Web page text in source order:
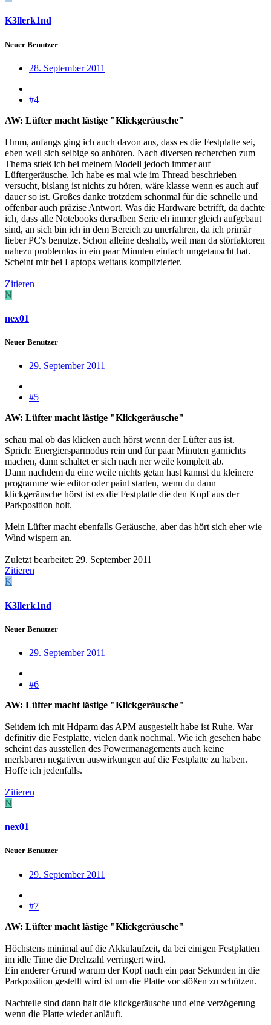
K3llerk1nd
Neuer Benutzer
28. September 2011
#4
AW: Lüfter macht lästige "Klickgeräusche"
Hmm, anfangs ging ich auch davon aus, dass es die Festplatte sei,
eben weil sich selbige so anhören. Nach diversen recherchen zum
Thema stieß ich bei meinem Modell jedoch immer auf
Lüftergeräusche. Ich habe es mal wie im Thread beschrieben
versucht, bislang ist nichts zu hören, wäre klasse wenn es auch auf
dauer so ist. Großes danke trotzdem schonmal für die schnelle und
offenbar auch präzise Antwort. Was die Hardware betrifft, da dachte
ich, dass alle Notebooks derselben Serie eh immer gleich aufgebaut
sind, an sich bin ich in dem Bereich zu unerfahren, da ich primär
lieber PC's benutze. Schon alleine deshalb, weil man da störfaktoren
nahezu problemlos in ein paar Minuten einfach umgetauscht hat.
Scheint mir bei Laptops weitaus komplizierter.
Zitieren
N
nex01
Neuer Benutzer
29. September 2011
#5
AW: Lüfter macht lästige "Klickgeräusche"
schau mal ob das klicken auch hörst wenn der Lüfter aus ist.
Sprich: Energiersparmodus rein und für paar Minuten garnichts
machen, dann schaltet er sich nach ner weile komplett ab.
Dann nachdem du eine weile nichts getan hast kannst du kleinere
programme wie editor oder paint starten, wenn du dann
klickgeräusche hörst ist es die Festplatte die den Kopf aus der
Parkposition holt.
Mein Lüfter macht ebenfalls Geräusche, aber das hört sich eher wie
Wind wispern an.
Zuletzt bearbeitet: 29. September 2011
Zitieren
K
K3llerk1nd
Neuer Benutzer
29. September 2011
#6
AW: Lüfter macht lästige "Klickgeräusche"
Seitdem ich mit Hdparm das APM ausgestellt habe ist Ruhe. War
definitiv die Festplatte, vielen dank nochmal. Wie ich gesehen habe
scheint das ausstellen des Powermanagements auch keine
merkbaren negativen auswirkungen auf die Festplatte zu haben.
Hoffe ich jedenfalls.
Zitieren
N
nex01
Neuer Benutzer
29. September 2011
#7
AW: Lüfter macht lästige "Klickgeräusche"
Höchstens minimal auf die Akkulaufzeit, da bei einigen Festplatten
im idle Time die Drehzahl verringert wird.
Ein anderer Grund warum der Kopf nach ein paar Sekunden in die
Parkposition gestellt wird ist um die Platte vor stößen zu schützen.
Nachteile sind dann halt die klickgeräusche und eine verzögerung
wenn die Platte wieder anläuft.